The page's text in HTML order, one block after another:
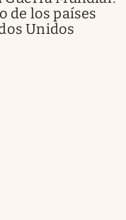
de los países
Unidos